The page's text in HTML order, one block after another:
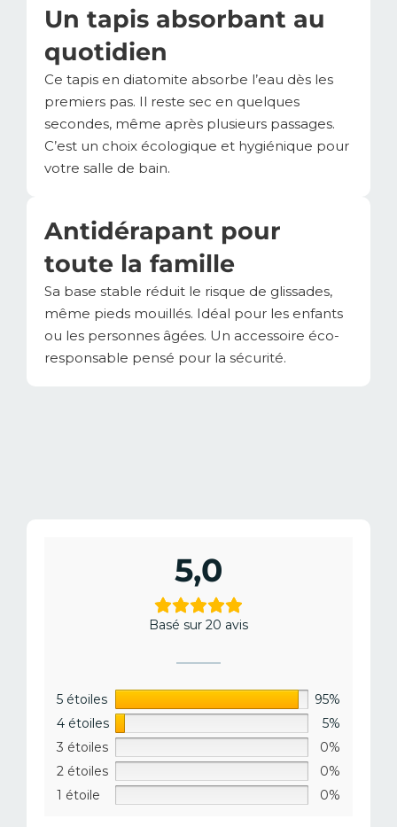
Un tapis absorbant au
quotidien
Ce tapis en diatomite absorbe l’eau dès les
premiers pas. Il reste sec en quelques
secondes, même après plusieurs passages.
C’est un choix écologique et hygiénique pour
votre salle de bain.
Antidérapant pour
toute la famille
Sa base stable réduit le risque de glissades,
même pieds mouillés. Idéal pour les enfants
ou les personnes âgées. Un accessoire éco-
responsable pensé pour la sécurité.
5,0
Basé sur 20 avis
5 étoiles
95%
4 étoiles
5%
3 étoiles
0%
2 étoiles
0%
1 étoile
0%